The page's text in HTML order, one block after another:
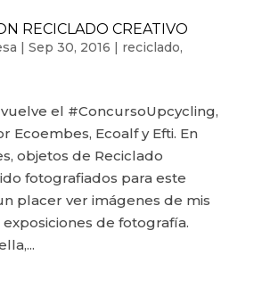
RECICLADO CREATIVO
Sep 30, 2016 reciclado,
el #ConcursoUpcycling,
Ecoembes, Ecoalf y Efti. En
objetos de Reciclado
fotografiados para este
placer ver imágenes de mis
de fotografía.